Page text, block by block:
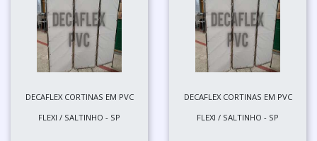
DECAFLEX CORTINAS EM PVC
FLEXI / SALTINHO - SP
DECAFLEX CORTINAS EM PVC
FLEXI / SALTINHO - SP